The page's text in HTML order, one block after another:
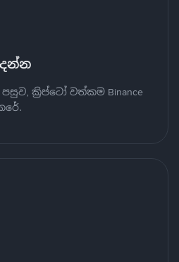
ක්‍රිප්ටෝ වත්කම Binance